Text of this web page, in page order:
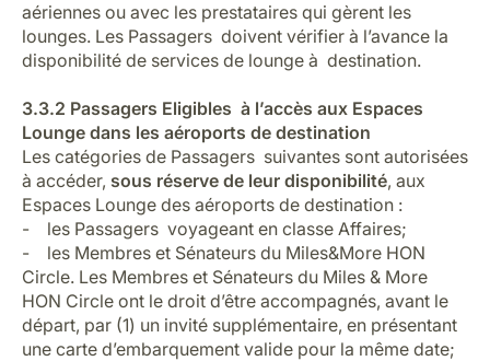
aériennes ou avec les prestataires qui gèrent les
lounges. Les Passagers doivent vérifier à l’avance la
disponibilité de services de lounge à destination.
3.3.2 Passagers Eligibles à l’accès aux Espaces
Lounge dans les aéroports de destination
Les catégories de Passagers suivantes sont autorisées
à accéder, sous réserve de leur disponibilité, aux
Espaces Lounge des aéroports de destination :
- les Passagers voyageant en classe Affaires;
- les Membres et Sénateurs du Miles&More HON
Circle. Les Membres et Sénateurs du Miles & More
HON Circle ont le droit d’être accompagnés, avant le
départ, par (1) un invité supplémentaire, en présentant
une carte d’embarquement valide pour la même date;